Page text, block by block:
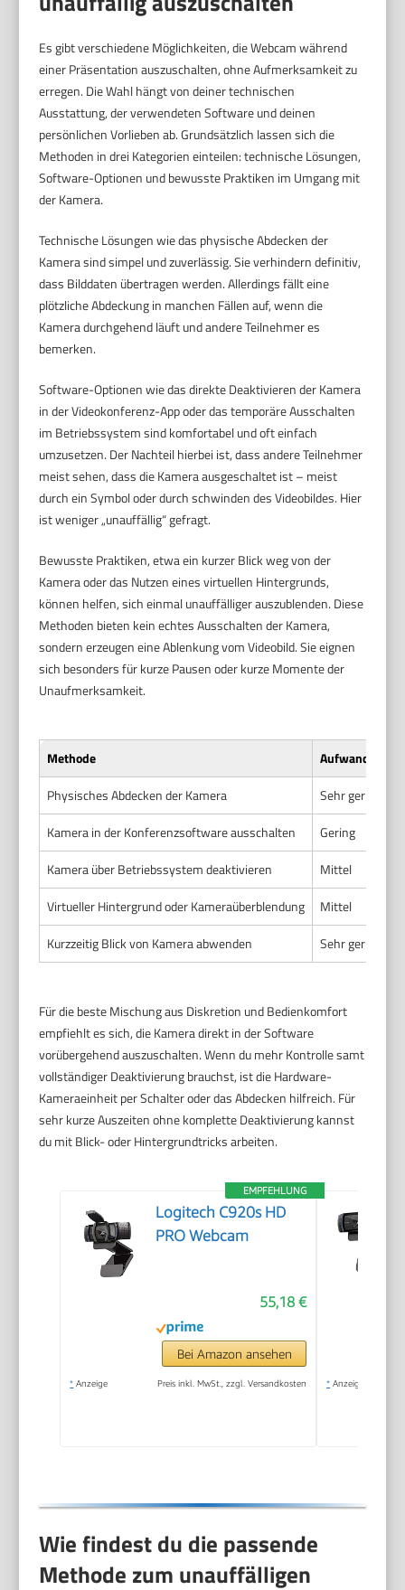
Es gibt verschiedene Möglichkeiten, die Webcam während
einer Präsentation auszuschalten, ohne Aufmerksamkeit zu
erregen. Die Wahl hängt von deiner technischen
Ausstattung, der verwendeten Software und deinen
persönlichen Vorlieben ab. Grundsätzlich lassen sich die
Methoden in drei Kategorien einteilen: technische Lösungen,
Software-Optionen und bewusste Praktiken im Umgang mit
der Kamera.
Technische Lösungen wie das physische Abdecken der
Kamera sind simpel und zuverlässig. Sie verhindern definitiv,
dass Bilddaten übertragen werden. Allerdings fällt eine
plötzliche Abdeckung in manchen Fällen auf, wenn die
Kamera durchgehend läuft und andere Teilnehmer es
bemerken.
Software-Optionen wie das direkte Deaktivieren der Kamera
in der Videokonferenz-App oder das temporäre Ausschalten
im Betriebssystem sind komfortabel und oft einfach
umzusetzen. Der Nachteil hierbei ist, dass andere Teilnehmer
meist sehen, dass die Kamera ausgeschaltet ist – meist
durch ein Symbol oder durch schwinden des Videobildes. Hier
ist weniger „unauffällig“ gefragt.
Bewusste Praktiken, etwa ein kurzer Blick weg von der
Kamera oder das Nutzen eines virtuellen Hintergrunds,
können helfen, sich einmal unauffälliger auszublenden. Diese
Methoden bieten kein echtes Ausschalten der Kamera,
sondern erzeugen eine Ablenkung vom Videobild. Sie eignen
sich besonders für kurze Pausen oder kurze Momente der
Unaufmerksamkeit.
Methode Aufwand
Physisches Abdecken der Kamera
Sehr gering
Kamera in der Konferenzsoftware ausschalten
Gering
Kamera über Betriebssystem deaktivieren
Mittel
Virtueller Hintergrund oder Kameraüberblendung
Mittel
Kurzzeitig Blick von Kamera abwenden
Sehr gering
Für die beste Mischung aus Diskretion und Bedienkomfort
empfiehlt es sich, die Kamera direkt in der Software
vorübergehend auszuschalten. Wenn du mehr Kontrolle samt
vollständiger Deaktivierung brauchst, ist die Hardware-
Kameraeinheit per Schalter oder das Abdecken hilfreich. Für
sehr kurze Auszeiten ohne komplette Deaktivierung kannst
du mit Blick- oder Hintergrundtricks arbeiten.
EMPFEHLUNG
Logitech C920s HD
PRO Webcam
55,18 €
Bei Amazon ansehen
* Anzeige Preis inkl. MwSt., zzgl. Versandkosten * Anzeige
Wie findest du die passende
Methode zum unauffälligen